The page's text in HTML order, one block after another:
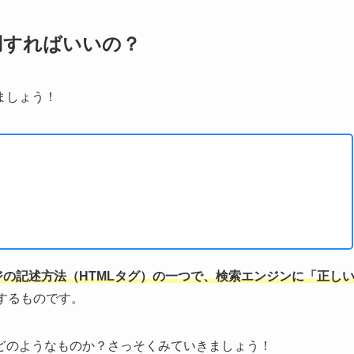
ればいいの？
ょう！
記述方法（HTMLタグ）の一つで、検索エンジンに「正しい
るものです。
ようなものか？さっそくみていきましょう！